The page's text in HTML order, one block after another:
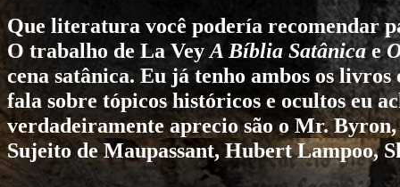
Que literatura você podería recomendar
O trabalho de La Vey A Bíblia Satânicae
cena satânica. Eu já tenho ambos os
fala sobre tópicos históricos e ocultos eu
verdadeiramente aprecio são o Mr.
Sujeito de Maupassant, Hubert Lampoo,